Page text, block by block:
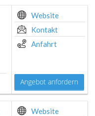
Website
Kontakt
Anfahrt
Angebot anfordern
Website